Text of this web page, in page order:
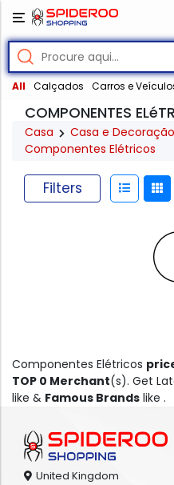
All Calçados Carros e
COMPONENTES
Casa Casa e Decoração
Componentes Elétricos
Filters
Componentes Elétricos
TOP 0 Merchant(s). Get
like & Famous Brands like .
United Kingdom